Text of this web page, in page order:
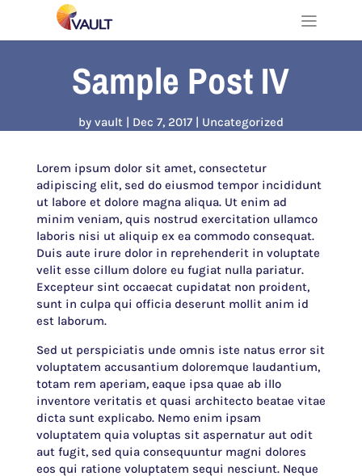
Sample Post IV
by vault Dec 7, 2017 Uncategorized
Lorem ipsum dolor sit amet, consectetur
adipiscing elit, sed do eiusmod tempor incididunt
ut labore et dolore magna aliqua. Ut enim ad
minim veniam, quis nostrud exercitation ullamco
laboris nisi ut aliquip ex ea commodo consequat.
Duis aute irure dolor in reprehenderit in voluptate
velit esse cillum dolore eu fugiat nulla pariatur.
Excepteur sint occaecat cupidatat non proident,
sunt in culpa qui officia deserunt mollit anim id
est laborum.
Sed ut perspiciatis unde omnis iste natus error sit
voluptatem accusantium doloremque laudantium,
totam rem aperiam, eaque ipsa quae ab illo
inventore veritatis et quasi architecto beatae vitae
dicta sunt explicabo. Nemo enim ipsam
voluptatem quia voluptas sit aspernatur aut odit
aut fugit, sed quia consequuntur magni dolores
eos qui ratione voluptatem sequi nesciunt. Neque